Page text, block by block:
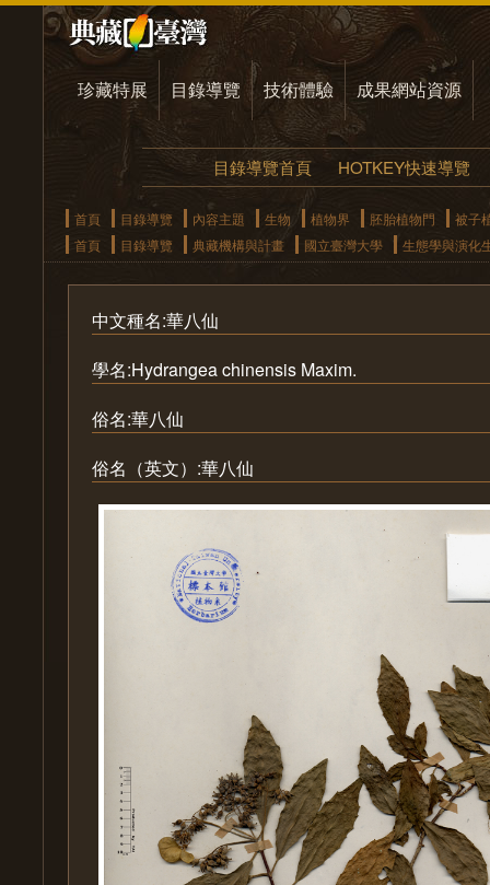
珍藏特展 目錄導覽 技術體驗 成果網站資源
目錄導覽首頁 HOTKEY快速導覽
首頁 目錄導覽 內容主題 生物 植物界 胚胎植物門
被子
首頁
目錄導覽 典藏機構與計畫 國立臺灣大學 生態學與演化
中文種名:華八仙
學名:Hydrangea chinensis Maxim.
俗名:華八仙
俗名（英文）:華八仙